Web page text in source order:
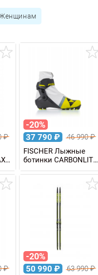
₽
-20%
37 790 ₽ 46 990₽
FISCHER Лыжные
ботинки CARBONLITE
SKATE WS
₽
-20%
50 990 ₽ 63 990₽